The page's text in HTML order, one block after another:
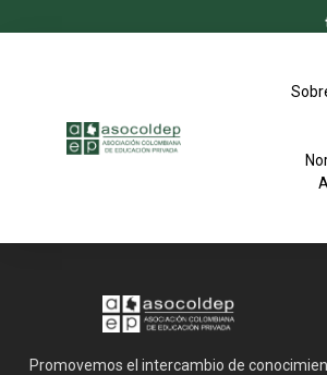
Promovemos el intercambio de